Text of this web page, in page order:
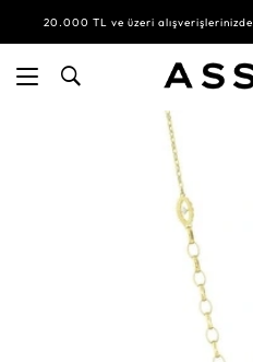
20.000 TL ve üzeri alışverişlerinizde